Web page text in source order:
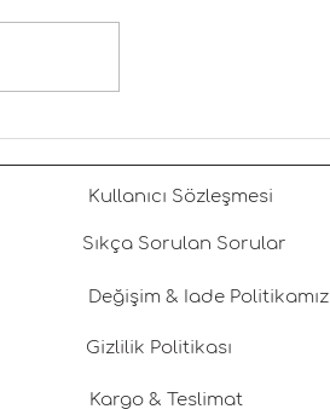
Bodrum Gastronomi ve Bitez
Yerel Deneyimler
Kullanıcı Sözleşmesi
Sıkça Sorulan Sorular
Değişim & İade Politikamız
Gizlilik Politikası
Kargo & Teslimat